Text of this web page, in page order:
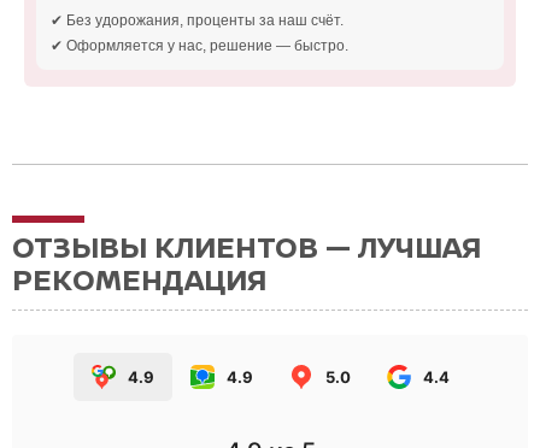
✔ Без удорожания, проценты за наш счёт.
✔ Оформляется у нас, решение — быстро.
ОТЗЫВЫ КЛИЕНТОВ — ЛУЧШАЯ
РЕКОМЕНДАЦИЯ
4.9 4.9 5.0 4.4